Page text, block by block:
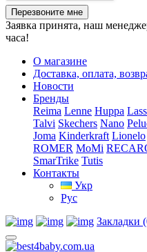
Перезвоните мне
Заявка принята, наш
часа!
О магазине
Доставка, оплата,
Новости
Бренды
Reima Lenne Huppa
Talvi Skechers Nano
Joma Kinderkraft Lionelo
ROMER MoMi
SmarTrike Tutis
Контакты
Укр
Рус
Закладки